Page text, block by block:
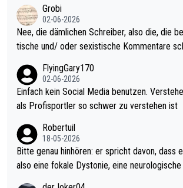
ohl wenig WDF Turniere spielen. Dies war
es Jahr der Fall. Er musste als amtierender
den Qualifier und ich glaube kaum, dass
el hat.
Grobi
02-06-2026
Nee, die dämlichen Schreiber, also die, die
tische und/ oder sexistische Kommentare
s Leben in den Griff kriegen. Nur eins
r war doch neulich erst derjenige, der über
rovoziert hat. Und Littlers Mutter schießt
FlyingGary170
02-06-2026
Einfach kein Social Media benutzen.
als Profisportler so schwer zu verstehen ist
Robertuil
18-05-2026
Bitte genau hinhören: er spricht davon, dass
also eine fokale Dystonie, eine